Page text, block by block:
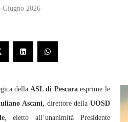
Giugno 2026
della ASL di Pescara esprime le
Ascani, direttore della UOSD
, eletto all’unanimità Presidente